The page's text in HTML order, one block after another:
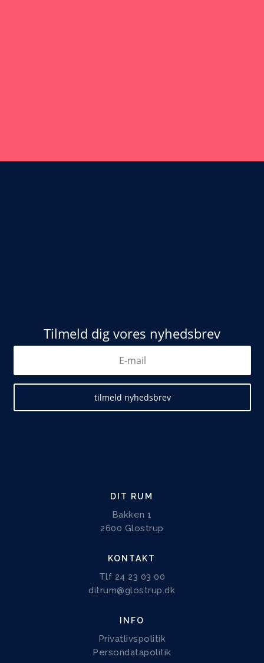
Tilmeld dig vores nyhedsbrev
tilmeld nyhedsbrev
DIT RUM
Bakken 1
2600 Glostrup
KONTAKT
Tlf 24 23 03 00
ditrum@glostrup.dk
INFO
Privatlivspolitik
Persondatapolitik